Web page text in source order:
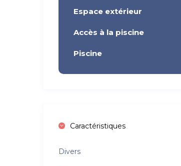
Espace extérieur
Accès à la piscine
Piscine
Caractéristiques
Divers